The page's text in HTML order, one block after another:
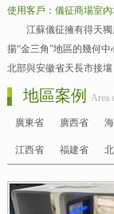
使用客戶：儀征商場室
江蘇儀征擁有得天獨
揚“金三角”地區的幾何
北部與安徽省天長市接
地區案例 Area
廣東省 廣西省
江西省 福建省